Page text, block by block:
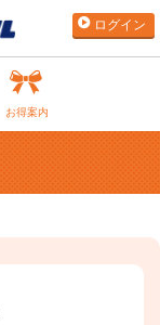
ログイン
お得案内